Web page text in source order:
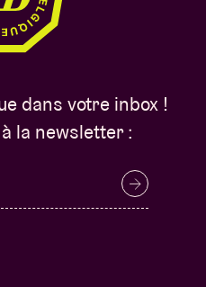
dans votre inbox !
la newsletter :